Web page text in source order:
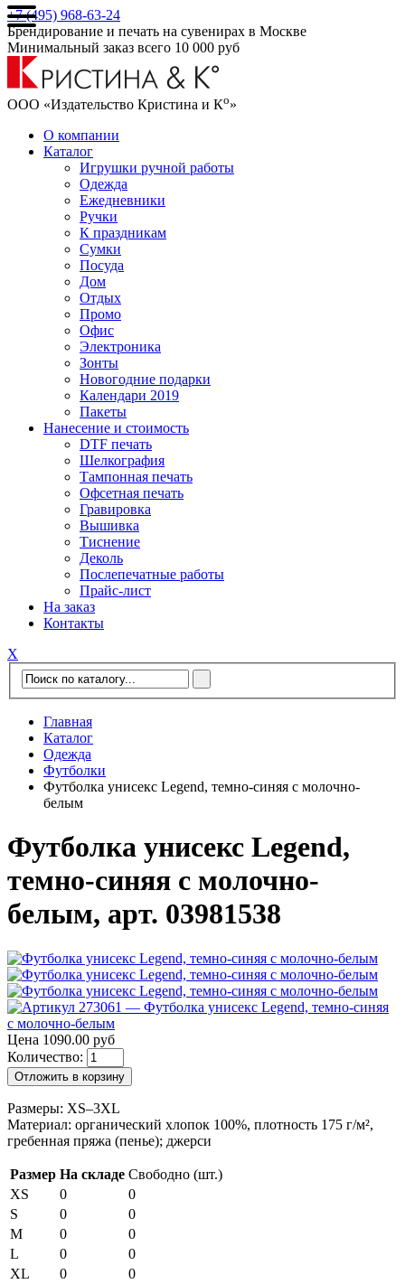
+7 (495) 968-63-24
Брендирование и печать на сувенирах в Москве
Минимальный заказ всего 10 000 руб
ООО «Издательство Кристина и Ко»
О компании
Каталог
Игрушки ручной работы
Одежда
Ежедневники
Ручки
К праздникам
Сумки
Посуда
Дом
Отдых
Промо
Офис
Электроника
Зонты
Новогодние подарки
Календари 2019
Пакеты
Нанесение и стоимость
DTF печать
Шелкография
Тампонная печать
Офсетная печать
Гравировка
Вышивка
Тиснение
Деколь
Послепечатные работы
Прайс-лист
На заказ
Контакты
Х
Главная
Каталог
Одежда
Футболки
Футболка унисекс Legend, темно-синяя с молочно-
белым
Футболка унисекс Legend,
темно-синяя с молочно-
белым, арт. 03981538
Цена 1090.00 руб
Количество:
Отложить в корзину
Размеры: XS–3XL
Материал: органический хлопок 100%, плотность 175 г/м²,
гребенная пряжа (пенье); джерси
Размер На складе Свободно (шт.)
XS
0
0
S
0
0
M
0
0
L
0
0
XL
0
0